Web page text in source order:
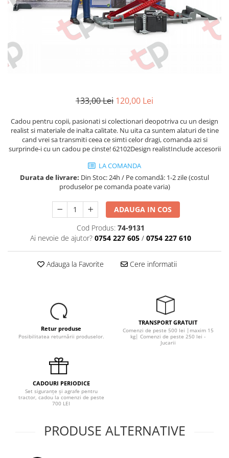
1.5.2. Cuzineti si accesorii
1.5.3. Garnituri
1.5.4. Piese de schimb pentru
1.5.5. Pistoane & camasi piston
1.5.6. Răcire
1.5.7. Filtre
1.5.8. Esapamente
1.5.10. Distributie si accesorii
1.6. Electrice
1.6.1. Acumulatori
1.6.3. Instalații de Iluminat
1.6.4. Demaroare
masurare/testare
1.6.5. Întrerupătoare
1.6.7. Diverse
133,00 Lei 120,00 Lei
Cadou pentru copii, pasionati si colectionari deopotriva cu un design
realist si materiale de inalta calitate. Nu uita ca suntem alaturi de tine
cand vrei sa transmiti ceea ce simti celor dragi, comanda azi si
surprinde-i cu un cadou pe cinste! 62102Design realistInclude accesorii
LA COMANDA
Durata de livrare: Din Stoc: 24h / Pe comandă: 1-2 zile (costul
produselor pe comanda poate varia)
ADAUGA IN COS
Cod Produs: 74-9131
Ai nevoie de ajutor? 0754 227 605 / 0754 227 610
Adauga la Favorite Cere informatii
Retur produse
Posibilitatea returnării produselor.
TRANSPORT GRATUIT
Comenzi de peste 500 lei |maxim 15
kg| Comenzi de peste 250 lei -
Jucarii
CADOURI PERIODICE
Set siguranțe și agrafe pentru
tractor, cadou la comenzi de peste
700 LEI
PRODUSE ALTERNATIVE